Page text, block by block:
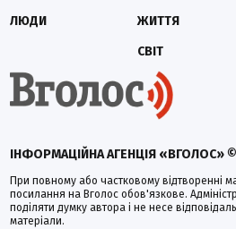
ІНФОРМАЦІЙНА АГЕНЦІЯ «ВГОЛОС»
При повному або частковому відтворенні
посилання на Вголос обов'язкове.
поділяти думку автора і не несе
матеріали.
ЛЮДИ
ЖИТТЯ
СВІТ